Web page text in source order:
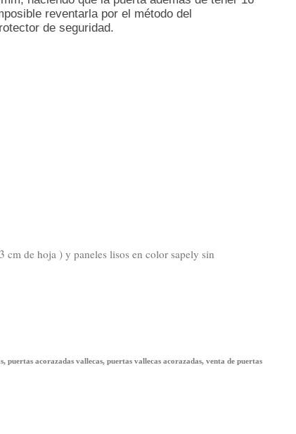
reventarla por el método del
de seguridad.
cm de hoja ) y paneles lisos en color sapely sin
acorazadas vallecas, puertas vallecas acorazadas, venta de puertas